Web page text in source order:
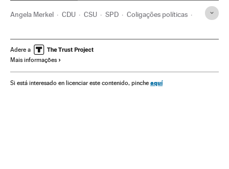
Angela Merkel CDU CSU SPD Coligações políticas
Europa Central Europa
Adere a
Mais informações
Si está interesado en licenciar este contenido, pinche aquí